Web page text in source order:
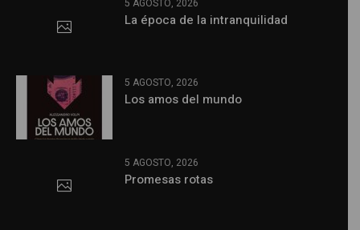
5 AGOSTO, 2026
La época de la intranquilidad
5 AGOSTO, 2026
Los amos del mundo
5 AGOSTO, 2026
Promesas rotas